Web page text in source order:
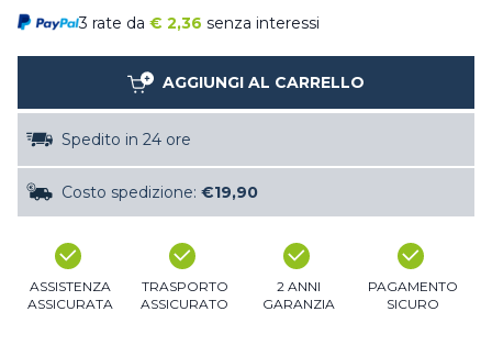
3 rate da € 2,36 senza interessi
AGGIUNGI AL CARRELLO
Spedito in 24 ore
Costo spedizione: €19,90
ASSISTENZA
ASSICURATA
TRASPORTO
ASSICURATO
2 ANNI
GARANZIA
PAGAMENTO
SICURO